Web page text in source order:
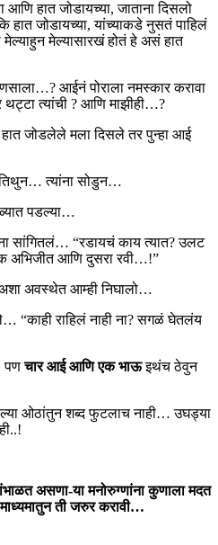
हात जोडायच्या, जाताना दिसलो
हात जोडायच्या, यांच्याकडे नुसतं पाहिलं
मेल्यासारखं होतं हे असं हात
आईनं पोराला नमस्कार करावा
त्यांची ? आणि माझीही…?
जोडलेले मला दिसले तर पुन्हा आई
तिथुन… त्यांना सोडुन…
पडल्या…
सांगितलं… “रडायचं काय त्यात? उलट
अभिजीत आणि दुसरा रवी…!”
अवस्थेत आम्ही निघालो…
“काही राहिलं नाही ना? सगळं घेतलंय
पणचार आई आणि एक भाऊइथंच ठेवुन
ओठांतुन शब्द फुटलाच नाही… उघड्या
असणा-या मनोरुग्णांना कुणाला मदत
ती जरुर करावी…